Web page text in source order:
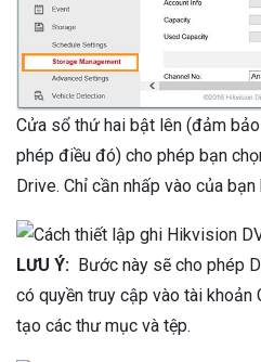
Cửa sổ thứ hai bật lên (đảm
phép điều đó) cho phép bạn
Drive. Chỉ cần nhấp vào của
LƯU Ý: Bước này sẽ cho phép
có quyền truy cập vào tài khoản
tạo các thư mục và tệp.